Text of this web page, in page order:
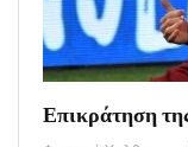
Επικράτηση